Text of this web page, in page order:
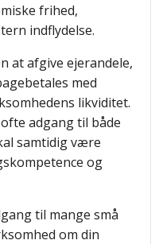
frihed,
indflydelse.
at afgive ejerandele,
med
likviditet.
adgang til både
samtidig være
og
til mange små
om din